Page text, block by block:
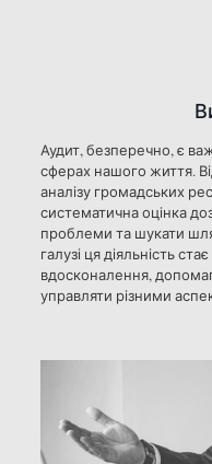
Аудит, безперечно, є
сферах нашого життя.
аналізу громадських
систематична оцінка
проблеми та шукати
галузі ця діяльність
вдосконалення,
управляти різними